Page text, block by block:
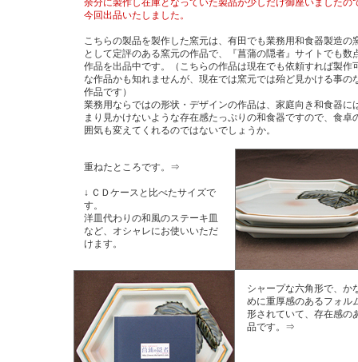
余分に製作し在庫となっていた製品が少しだけ御座いましたの
今回出品いたしました。
こちらの製品を製作した窯元は、有田でも業務用和食器製造の
として定評のある窯元の作品で、『菖蒲の隠者』サイトでも数
作品を出品中です。（こちらの作品は現在でも依頼すれば製作
な作品かも知れませんが、現在では窯元では殆ど見かける事の
作品です）
業務用ならではの形状・デザインの作品は、家庭向き和食器に
まり見かけないような存在感たっぷりの和食器ですので、食卓
囲気も変えてくれるのではないでしょうか。
重ねたところです。⇒
↓ ＣＤケースと比べたサイズで
す。
洋皿代わりの和風のステーキ皿
など、オシャレにお使いいただ
けます。
シャープな六角形で、か
めに重厚感のあるフォル
形されていて、存在感の
品です。⇒